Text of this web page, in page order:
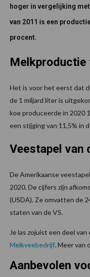
hoger in vergelijking
van 2011 is een
procent.
Het is voor het eerst dat
de 1 miljard liter is
koe produceerde in 2020
een stijging van 11,5% in
Veestapel van
De Amerikaanse
2020. De cijfers zijn
(USDA). Ze omvatten de
staten van de VS.
Je las zojuist een deel
Melkveebedrijf. Meer van
Aanbevolen